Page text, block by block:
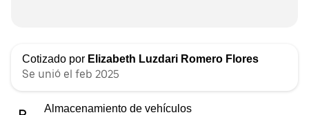
Cotizado por Elizabeth Luzdari Romero Flores
Se unió el feb 2025
Almacenamiento de vehículos